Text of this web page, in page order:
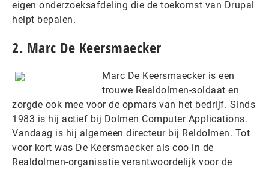
eigen onderzoeksafdeling die de toekomst van Drupal
helpt bepalen.
2. Marc De Keersmaecker
Marc De Keersmaecker is een
trouwe Realdolmen-soldaat en
zorgde ook mee voor de opmars van het bedrijf. Sinds
1983 is hij actief bij Dolmen Computer Applications.
Vandaag is hij algemeen directeur bij Reldolmen. Tot
voor kort was De Keersmaecker als coo in de
Realdolmen-organisatie verantwoordelijk voor de